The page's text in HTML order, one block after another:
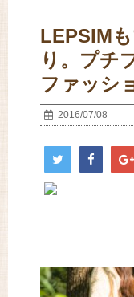
LEPSIM
り。プチ
ファッシ
2016/07/08